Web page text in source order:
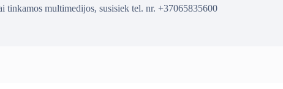
tinkamos multimedijos, susisiek tel. nr. +37065835600